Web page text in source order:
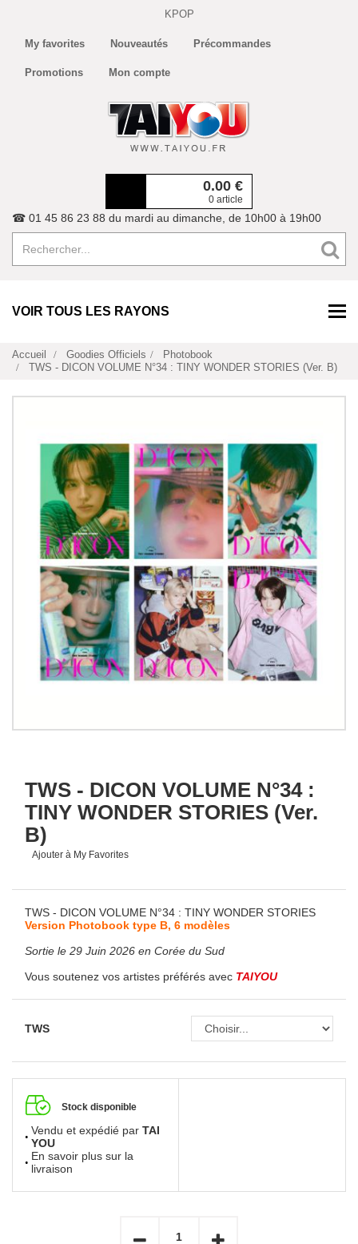
KPOP
My favorites Nouveautés Précommandes
Promotions Mon compte
0.00 €
0 article
☎ 01 45 86 23 88 du mardi au dimanche, de 10h00 à 19h00
VOIR TOUS LES RAYONS
Accueil Goodies Officiels
Photobook
TWS - DICON VOLUME N°34 : TINY WONDER STORIES (Ver. B)
TWS - DICON VOLUME N°34 :
TINY WONDER STORIES (Ver.
B)
Ajouter à My Favorites
TWS - DICON VOLUME N°34 : TINY WONDER STORIES
Version Photobook type B, 6 modèles
Sortie le 29 Juin 2026 en Corée du Sud
Vous soutenez vos artistes préférés avec TAIYOU
TWS
Stock disponible
Vendu et expédié par TAI
YOU
En savoir plus sur la
livraison